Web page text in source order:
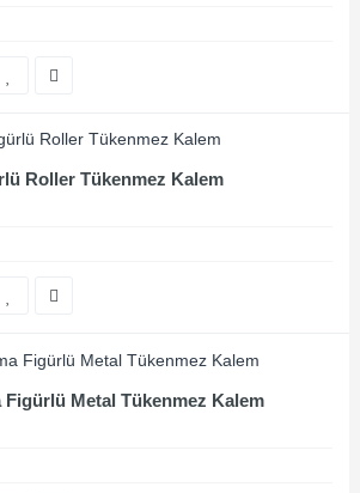
Roller Tükenmez Kalem
Figürlü Metal Tükenmez Kalem